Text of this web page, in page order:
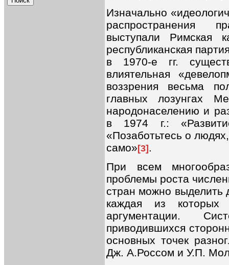
Изначально
распространения
выступали Римская
республиканская
в 1970-е гг.
влиятельная
воззрения весьма
главных лозунгах
народонаселению и
в 1974 г.:
«Позаботьтесь о
само»[3].
При всем
проблемы роста
стран можно выделить
каждая из которых
аргументации.
приводившихся
основных точек
Дж. А.Россом и У.П.